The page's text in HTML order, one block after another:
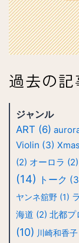
過去の記
ジャンル
ART (6)
Violin (3) Xmas
(2) オーロラ (2)
(14)
トーク
ヤンネ舘野(1)
海道 (2) 北都プ
(10) 川崎和香子